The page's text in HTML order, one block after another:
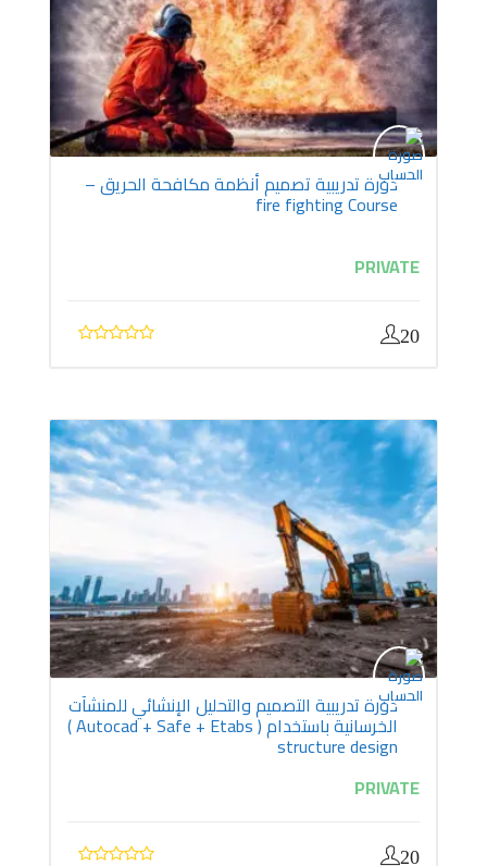
دورة تدريبية تصميم أنظمة مكافحة الحريق –
fire fighting Course
PRIVATE
20
دورة تدريبية التصميم والتحليل الإنشائي للمنشآت
الخرسانية باستخدام ( Autocad + Safe + Etabs )
structure design
PRIVATE
20